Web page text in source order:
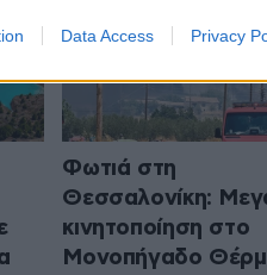
Data Access Privacy
Φωτιά στη
Θεσσαλονίκη:
κινητοποίηση στο
Μονοπήγαδο